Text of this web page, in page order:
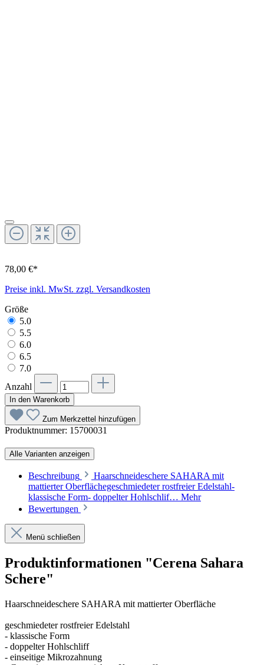
78,00 €*
Preise inkl. MwSt. zzgl. Versandkosten
Größe
5.0
5.5
6.0
6.5
7.0
Anzahl
In den Warenkorb
Zum Merkzettel hinzufügen
Produktnummer: 15700031
Alle Varianten anzeigen
Beschreibung
Haarschneideschere SAHARA mit
mattierter Oberflächegeschmiedeter rostfreier Edelstahl-
klassische Form- doppelter Hohlschlif… Mehr
Bewertungen
Menü schließen
Produktinformationen "Cerena Sahara
Schere"
Haarschneideschere SAHARA mit mattierter Oberfläche
geschmiedeter rostfreier Edelstahl
- klassische Form
- doppelter Hohlschliff
- einseitige Mikrozahnung